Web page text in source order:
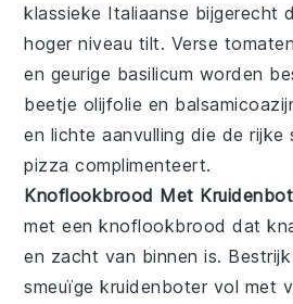
klassieke Italiaanse bijgerecht
hoger niveau tilt. Verse tomaten
en geurige basilicum worden
beetje olijfolie en
en lichte aanvulling die de rijke
pizza complimenteert.
Knoflookbrood Met
met eenknoflookbrood dat
en zacht van binnen is.
smeuïgekruidenboter vol met